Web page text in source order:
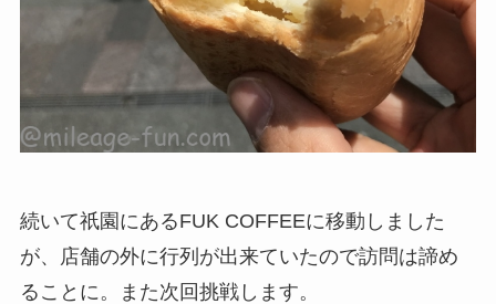
続いて祇園にあるFUK COFFEEに移動しました
が、店舗の外に行列が出来ていたので訪問は諦め
ることに。また次回挑戦します。